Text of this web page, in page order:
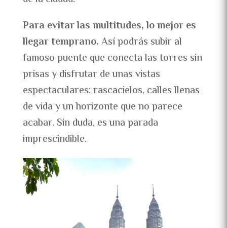
Para evitar las multitudes, lo mejor es
llegar temprano.Así podrás subir al
famoso puente que conecta las torres sin
prisas y disfrutar de unas vistas
espectaculares: rascacielos, calles llenas
de vida y un horizonte que no parece
acabar. Sin duda, es una parada
imprescindible.